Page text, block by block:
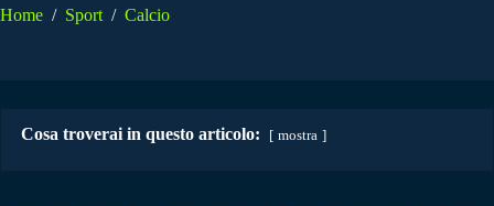
Home / Sport / Calcio
Cosa troverai in questo articolo: mostra